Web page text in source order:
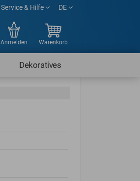
Service & Hilfe DE
Anmelden Warenkorb
Dekoratives